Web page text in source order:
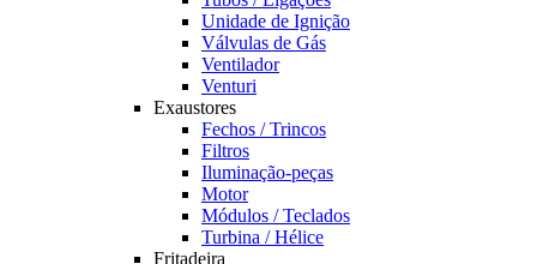
Unidade de Ignição
Válvulas de Gás
Ventilador
Venturi
Exaustores
Fechos / Trincos
Filtros
Iluminação-peças
Motor
Módulos / Teclados
Turbina / Hélice
Fritadeira